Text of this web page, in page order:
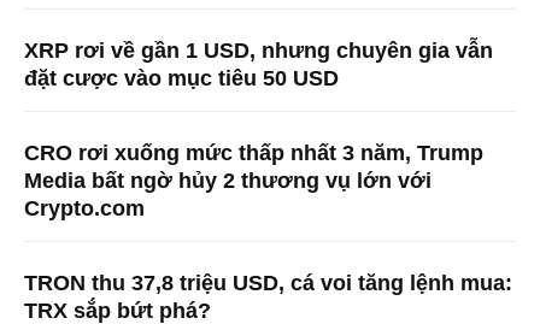
XRP rơi về gần 1 USD, nhưng chuyên gia vẫn
đặt cược vào mục tiêu 50 USD
CRO rơi xuống mức thấp nhất 3 năm, Trump
Media bất ngờ hủy 2 thương vụ lớn với
Crypto.com
TRON thu 37,8 triệu USD, cá voi tăng lệnh mua:
TRX sắp bứt phá?